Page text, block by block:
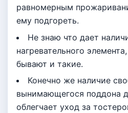
равномерным
ему подгореть.
Не знаю что дает
нагревательного
бывают и такие.
Конечно же наличие
вынимающегося поддона
облегчает уход за